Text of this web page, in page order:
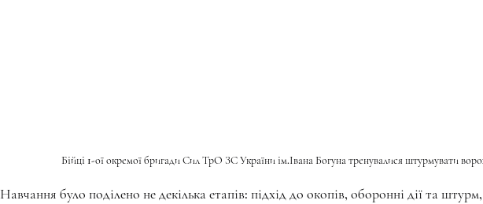
Бійці 1-ої окремої бригади Сил ТрО ЗС України ім.Івана Богуна тренувалися штурмувати
Навчання було поділено не декілька етапів: підхід до окопів, оборонні дії та